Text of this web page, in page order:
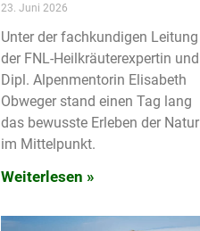
23. Juni 2026
Unter der fachkundigen Leitung
der FNL-Heilkräuterexpertin und
Dipl. Alpenmentorin Elisabeth
Obweger stand einen Tag lang
das bewusste Erleben der Natur
im Mittelpunkt.
Weiterlesen »